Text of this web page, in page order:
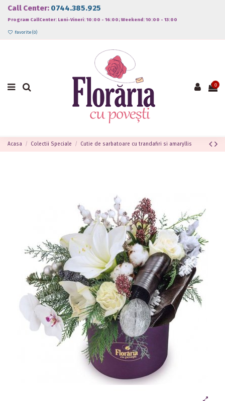
Call Center: 0744.385.925
Program CallCenter: Luni-Vineri: 10:00 - 16:00; Weekend: 10:00 - 13:00
Favorite (0)
0
Acasa Colectii Speciale Cutie de sarbatoare cu trandafiri si amaryllis